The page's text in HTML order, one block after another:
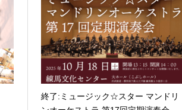
終了:ミュージック☆スター マンドリ